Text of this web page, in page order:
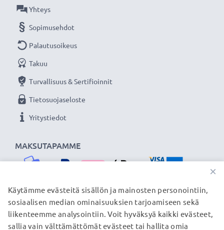
MAKSUTAPAMME
Yhteys
Sopimusehdot
Palautusoikeus
Takuu
Turvallisuus & Sertifioinnit
Tietosuojaseloste
Yritystiedot
TOIMITUSKUMPPANIMME
×
Käytämme evästeitä sisällön ja mainosten personointiin,
sosiaalisen median ominaisuuksien tarjoamiseen sekä
liikenteemme analysointiin. Voit hyväksyä kaikki evästeet,
sallia vain välttämättömät evästeet tai hallita omia